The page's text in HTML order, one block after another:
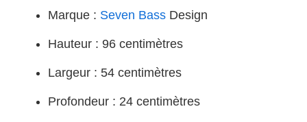
Marque : Seven Bass Design
Hauteur : 96 centimètres
Largeur : 54 centimètres
Profondeur : 24 centimètres